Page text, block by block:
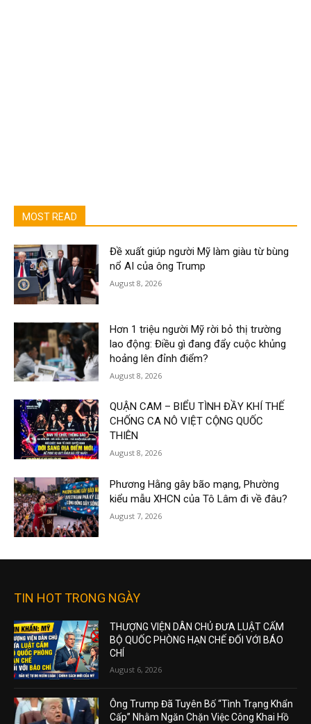
MOST READ
Đề xuất giúp người Mỹ làm giàu từ bùng
nổ AI của ông Trump
August 8, 2026
Hơn 1 triệu người Mỹ rời bỏ thị trường
lao động: Điều gì đang đẩy cuộc khủng
hoảng lên đỉnh điểm?
August 8, 2026
QUẬN CAM – BIỂU TÌNH ĐẦY KHÍ THẾ
CHỐNG CA NÔ VIỆT CỘNG QUỐC
THIÊN
August 8, 2026
Phương Hằng gây bão mạng, Phường
kiểu mẫu XHCN của Tô Lâm đi về đâu?
August 7, 2026
TIN HOT TRONG NGÀY
THƯỢNG VIỆN DÂN CHỦ ĐƯA LUẬT CẤM
BỘ QUỐC PHÒNG HẠN CHẾ ĐỐI VỚI BÁO
CHÍ
August 6, 2026
Ông Trump Đã Tuyên Bố “Tình Trạng Khẩn
Cấp” Nhằm Ngăn Chặn Việc Công Khai Hồ